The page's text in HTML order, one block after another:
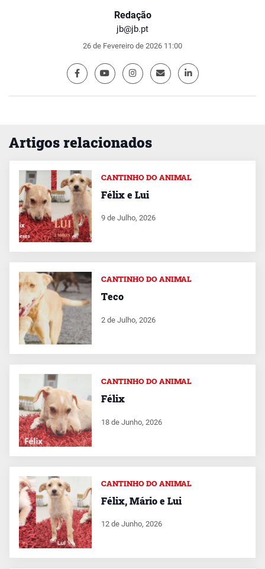
Redação
jb@jb.pt
26 de Fevereiro de 2026 11:00
Artigos relacionados
CANTINHO DO ANIMAL
Félix e Lui
9 de Julho, 2026
CANTINHO DO ANIMAL
Teco
2 de Julho, 2026
CANTINHO DO ANIMAL
Félix
18 de Junho, 2026
CANTINHO DO ANIMAL
Félix, Mário e Lui
12 de Junho, 2026